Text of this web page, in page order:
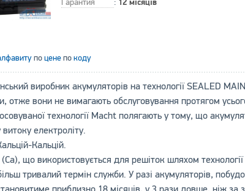
12 місяців
поценепокоду
виробник акумуляторів на технології SEALED
отже вони не вимагають обслуговування протягом
технології Macht полягають у тому, що
електроліту.
Кальцій.
що використовується для решіток шляхом
тривалий термін служби. У разі акумуляторів,